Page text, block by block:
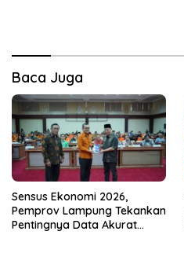
Baca Juga
Sensus Ekonomi 2026,
Pemprov Lampung Tekankan
Pentingnya Data Akurat